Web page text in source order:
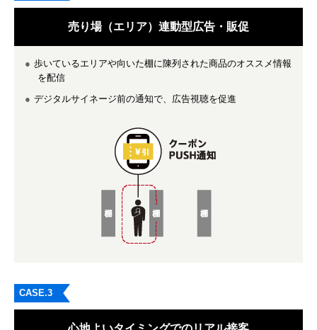
売り場（エリア） 連動型広告・販促
歩いているエリアや向いた棚に陳列された商品のオススメ情報
を配信
デジタルサイネージ前の通知で、広告視聴を促進
CASE.3